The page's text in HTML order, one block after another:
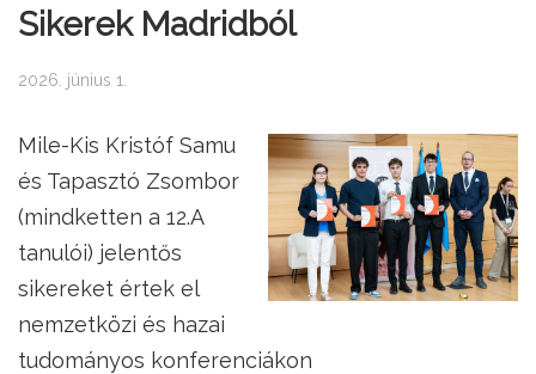
Sikerek Madridból
2026. június 1.
Mile-Kis Kristóf Samu
és Tapasztó Zsombor
(mindketten a 12.A
tanulói) jelentős
sikereket értek el
nemzetközi és hazai
tudományos konferenciákon